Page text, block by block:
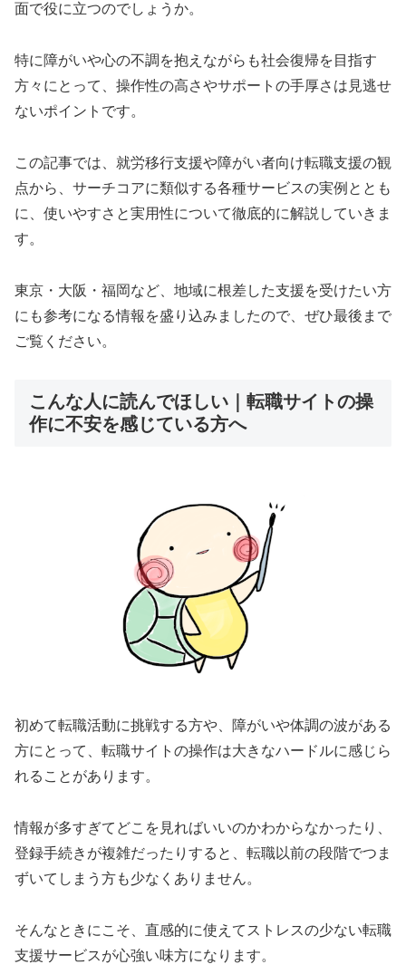
面で役に立つのでしょうか。
特に障がいや心の不調を抱えながらも社会復帰を目指す
方々にとって、操作性の高さやサポートの手厚さは見逃せ
ないポイントです。
この記事では、就労移行支援や障がい者向け転職支援の観
点から、サーチコアに類似する各種サービスの実例ととも
に、使いやすさと実用性について徹底的に解説していきま
す。
東京・大阪・福岡など、地域に根差した支援を受けたい方
にも参考になる情報を盛り込みましたので、ぜひ最後まで
ご覧ください。
こんな人に読んでほしい｜転職サイトの操
作に不安を感じている方へ
初めて転職活動に挑戦する方や、障がいや体調の波がある
方にとって、転職サイトの操作は大きなハードルに感じら
れることがあります。
情報が多すぎてどこを見ればいいのかわからなかったり、
登録手続きが複雑だったりすると、転職以前の段階でつま
ずいてしまう方も少なくありません。
そんなときにこそ、直感的に使えてストレスの少ない転職
支援サービスが心強い味方になります。